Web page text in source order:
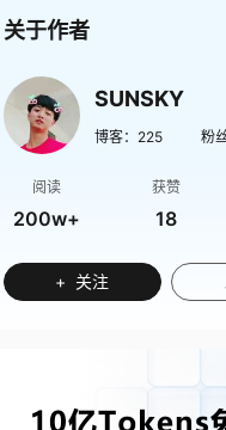
关于作者
SUNSKY
博客： 225 粉
阅读
200w+
获赞
18
+ 关注